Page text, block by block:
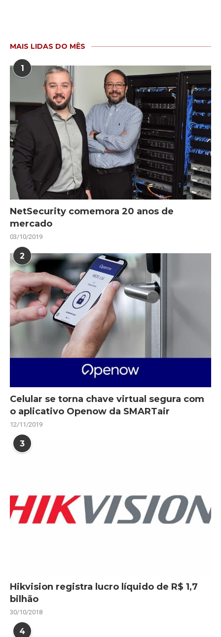
MAIS LIDAS DO MÊS
1
NetSecurity comemora 20 anos de
mercado
03/10/2019
2
Celular se torna chave virtual segura com
o aplicativo Openow da SMARTair
12/11/2019
3
Hikvision registra lucro líquido de R$ 1,7
bilhão
30/10/2018
4